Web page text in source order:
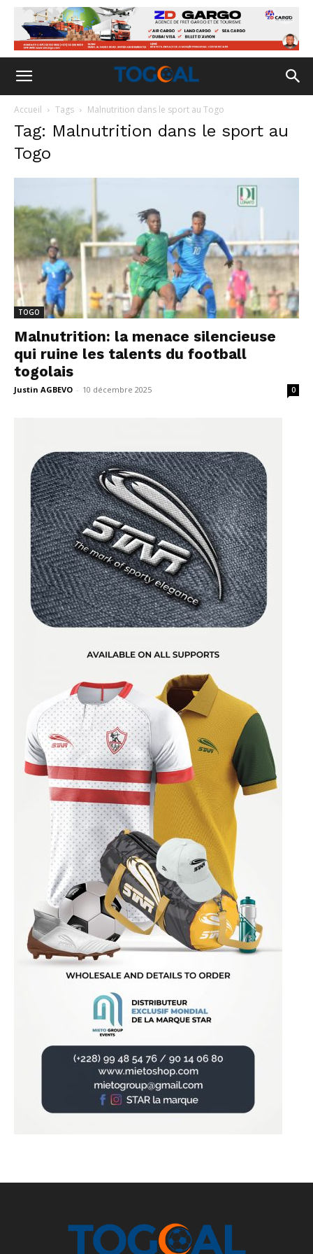
Accueil Tags Malnutrition dans le sport au Togo
Tag: Malnutrition dans le sport au
Togo
TOGO
Malnutrition: la menace silencieuse
qui ruine les talents du football
togolais
Justin AGBEVO - 10 décembre 2025 0